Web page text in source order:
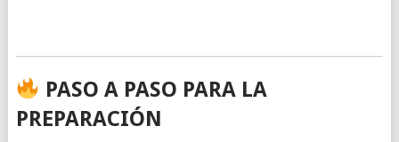
PASO A PASO PARA LA
PREPARACIÓN